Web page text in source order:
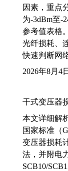
因素，重点
为-3dBm至-
参考值表格
光纤损耗、
快速判断网
2026年8月4日
干式变压器
本文详细解
国家标准（
变压器损耗
法，并附电
SCB10/